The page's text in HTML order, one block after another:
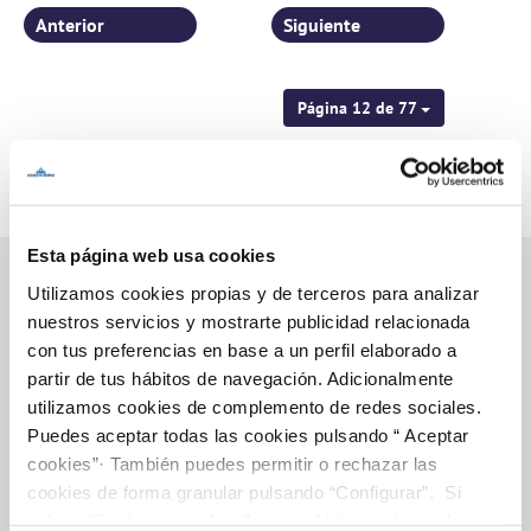
Esta página web usa cookies
Utilizamos cookies propias y de terceros para analizar
nuestros servicios y mostrarte publicidad relacionada
con tus preferencias en base a un perfil elaborado a
partir de tus hábitos de navegación. Adicionalmente
utilizamos cookies de complemento de redes sociales.
Puedes aceptar todas las cookies pulsando “ Aceptar
cookies”· También puedes permitir o rechazar las
cookies de forma granular pulsando “Configurar”. Si
Página 12 de 77
Anterior Siguiente
Inicio
Gestiones Online